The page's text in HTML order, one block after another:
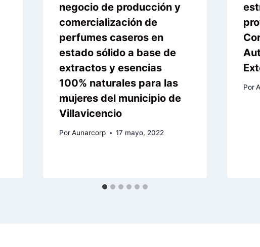
negocio de producción y
comercialización de
perfumes caseros en
estado sólido a base de
extractos y esencias
100% naturales para las
mujeres del municipio de
Villavicencio
Por Aunarcorp 17 mayo, 2022
Por